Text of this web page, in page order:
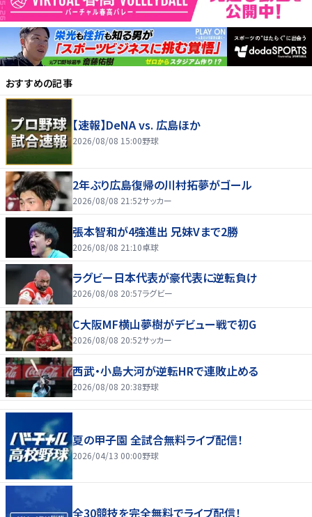
おすすめの記事
【速報】DeNA vs. 広島ほか
2026/08/08 15:00野球
2年ぶり広島復帰の川村拓夢がゴール
2026/08/08 21:52サッカー
張本智和が4強進出 兄妹Vまで2勝
2026/08/08 21:10卓球
ラグビー日本代表が豪代表に逆転負け
2026/08/08 20:57ラグビー
C大阪MF横山夢樹がデビュー戦で初G
2026/08/08 20:52サッカー
西武・小島大河が逆転HRで連敗止める
2026/08/08 20:38野球
夏の甲子園 全試合無料ライブ配信！
2026/04/13 00:00野球
全30競技を完全無料でライブ配信！